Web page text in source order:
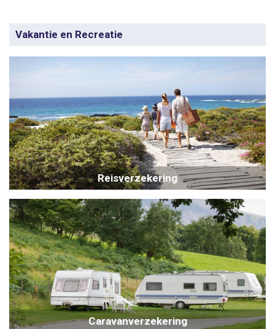
Vakantie en Recreatie
Reisverzekering
Caravanverzekering